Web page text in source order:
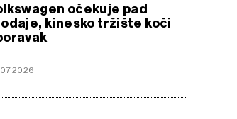
očekuje pad
kinesko tržište koči